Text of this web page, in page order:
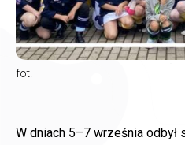
fot.
W dniach 5–7 września odbył